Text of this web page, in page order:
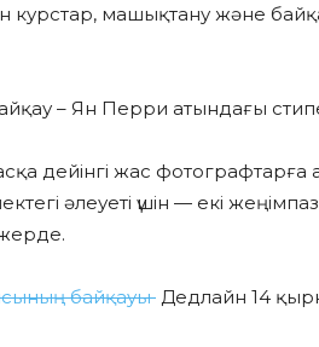
курстар, машықтану және
– Ян Перри атындағы
дейінгі жас фотографтарға
әлеуеті үшін — екі
байқауы Дедлайн 14